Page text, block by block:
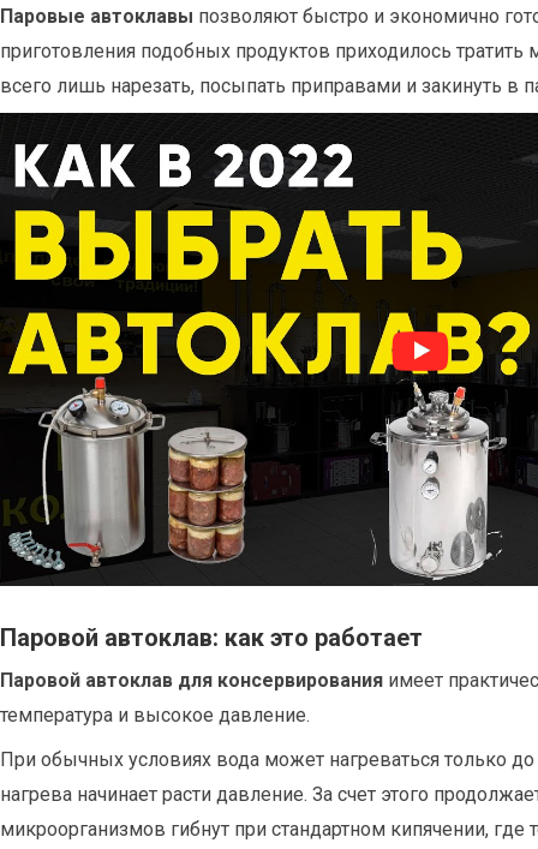
Паровые автоклавы позволяют быстро и экономично
приготовления подобных продуктов приходилось
всего лишь нарезать, посыпать приправами и закинуть в
Паровой автоклав: как это работает
Паровой автоклав для консервирования имеет
температура и высокое давление.
При обычных условиях вода может нагреваться только
нагрева начинает расти давление. За счет этого
микроорганизмов гибнут при стандартном кипячении,